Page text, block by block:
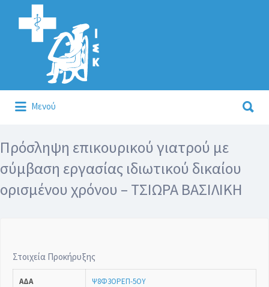
Αναζήτηση
για:
Μενού
για:
Πρόσληψη επικουρικού γιατρού με
σύμβαση εργασίας ιδιωτικού δικαίου
ορισμένου χρόνου – ΤΣΙΩΡΑ ΒΑΣΙΛΙΚΗ
Στοιχεία Προκήρυξης
ΑΔΑ Ψ8Φ3ΟΡΕΠ-5ΟΥ